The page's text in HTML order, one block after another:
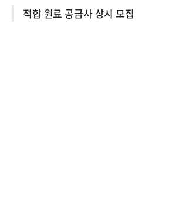
적합 원료 공급사 상시 모집